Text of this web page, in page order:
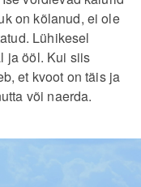
on kõlanud, ei ole
Lühikesel
ja ööl. Kui siis
et kvoot on täis ja
või naerda.